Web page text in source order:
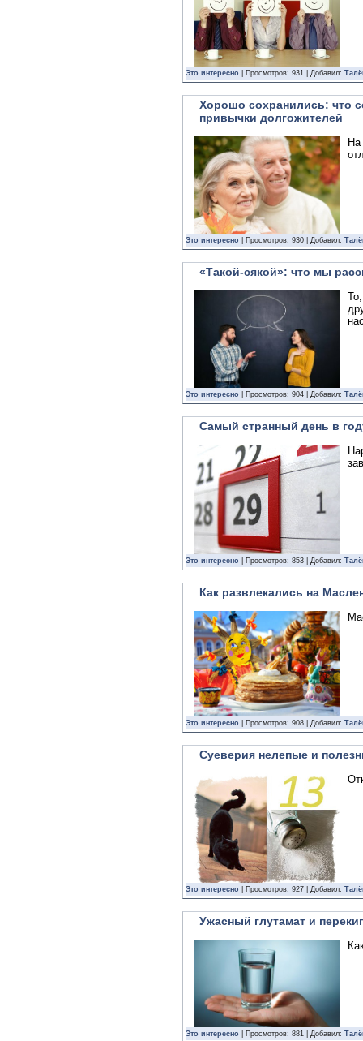
Это интересно | Просмотров: 931 | Добавил:
Хорошо сохранились: что
привычки долгожителей
На
Это интересно | Просмотров: 930 | Добавил:
«Такой-сякой»: что мы
Это интересно | Просмотров: 904 | Добавил:
Самый странный день в
Это интересно | Просмотров: 853 | Добавил:
Как развлекались на
Это интересно | Просмотров: 908 | Добавил:
Суеверия нелепые и
Это интересно | Просмотров: 927 | Добавил:
Ужасный глутамат и
Это интересно | Просмотров: 881 | Добавил: